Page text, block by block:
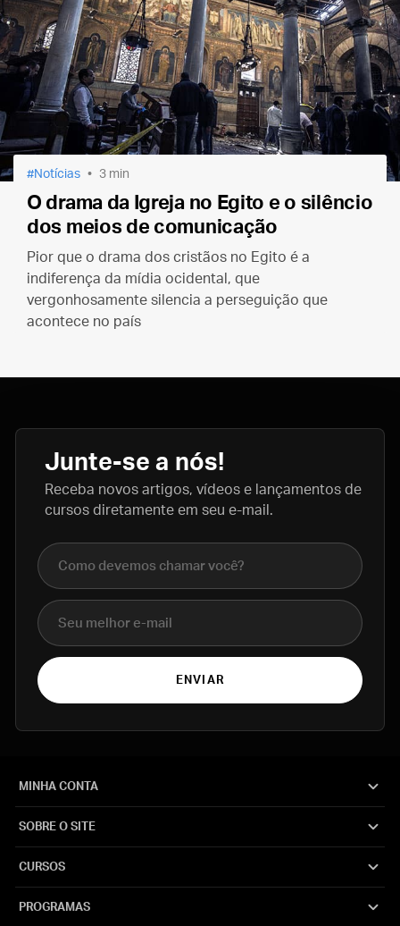
Notícias 3 min
O drama da Igreja no Egito e o silêncio
dos meios de comunicação
Pior que o drama dos cristãos no Egito é a
indiferença da mídia ocidental, que
vergonhosamente silencia a perseguição que
acontece no país
Junte-se a nós!
Receba novos artigos, vídeos e lançamentos de
cursos diretamente em seu e-mail.
Nome completo
E-mail
ENVIAR
MINHA CONTA
SOBRE O SITE
CURSOS
PROGRAMAS